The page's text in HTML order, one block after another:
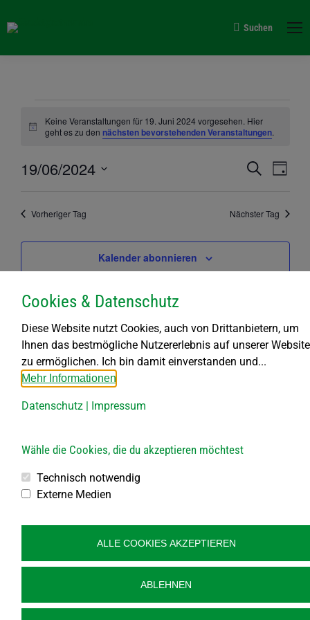
Search:
Suchen
Veranstaltungen
2024
Hinweis
Keine Veranstaltungen für 19. Juni 2024 vorgesehen. Hier
geht es zu den nächsten bevorstehenden Veranstaltungen.
und
Suche
Tag
19/06/2024
Vorheriger Tag Nächster Tag
Kalender abonnieren
© Gemeinde Großdietmanns, designed by
Cookies & Datenschutz
Diese Website nutzt Cookies, auch von Drittanbietern, um
Ihnen das bestmögliche Nutzererlebnis auf unserer Website
zu ermöglichen. Ich bin damit einverstanden und...
Mehr Informationen
Datenschutz | Impressum
Wähle die Cookies, die du akzeptieren möchtest
Technisch notwendig
Externe Medien
ALLE COOKIES AKZEPTIEREN
ABLEHNEN